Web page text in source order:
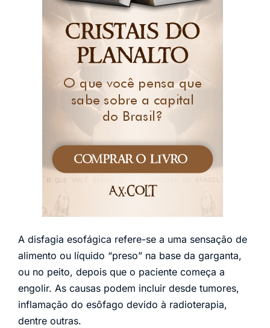
A disfagia esofágica refere-se a uma sensação de
alimento ou líquido “preso” na base da garganta,
ou no peito, depois que o paciente começa a
engolir. As causas podem incluir desde tumores,
inflamação do esôfago devido à radioterapia,
dentre outras.